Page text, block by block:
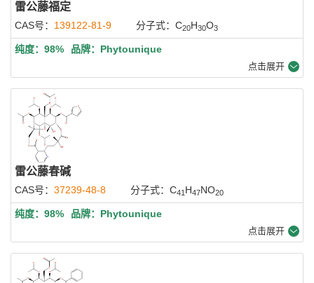
雷公藤福定
CAS号： 139122-81-9 分子式：C20H30O3
纯度：98% 品牌：Phytounique
点击展开
雷公藤春碱
CAS号： 37239-48-8 分子式：C41 H47NO20
纯度：98% 品牌：Phytounique
点击展开